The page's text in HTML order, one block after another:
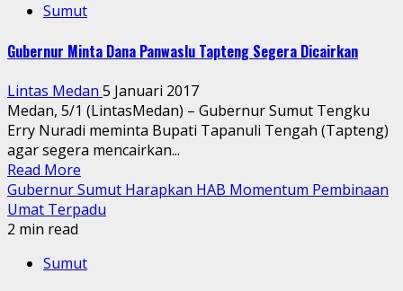
Sumut
Gubernur Minta Dana Panwaslu Tapteng Segera Dicairkan
Lintas Medan 5 Januari 2017
Medan, 5/1 (LintasMedan) – Gubernur Sumut Tengku
Erry Nuradi meminta Bupati Tapanuli Tengah (Tapteng)
agar segera mencairkan...
Read More
Gubernur Sumut Harapkan HAB Momentum Pembinaan
Umat Terpadu
2 min read
Sumut